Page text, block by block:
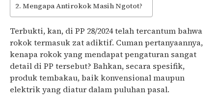
Mengapa Antirokok Masih Ngotot?
Terbukti, kan, di PP 28/2024 telah tercantum bahwa
rokok termasuk zat adiktif. Cuman pertanyaannya,
kenapa rokok yang mendapat pengaturan sangat
detail di PP tersebut? Bahkan, secara spesifik,
produk tembakau, baik konvensional maupun
elektrik yang diatur dalam puluhan pasal.